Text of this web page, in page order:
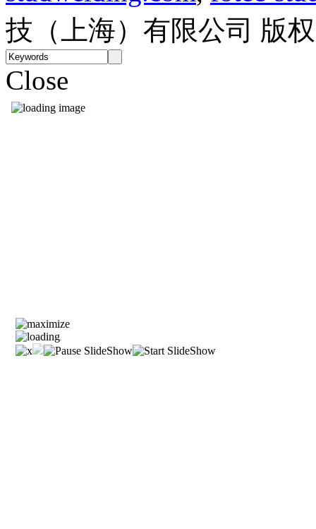
技（上海）有限公司 版
Close